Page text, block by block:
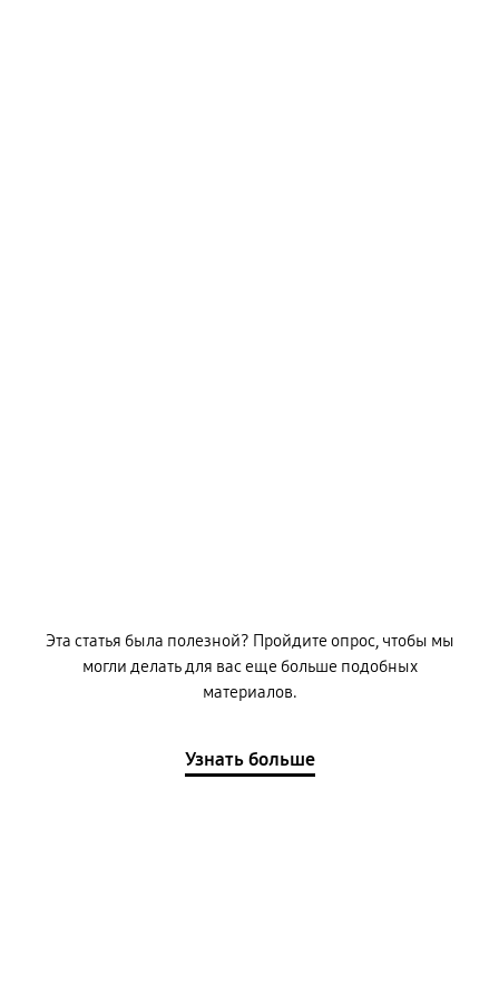
Эта статья была полезной? Пройдите опрос, чтобы мы
могли делать для вас еще больше подобных
материалов.
Узнать больше